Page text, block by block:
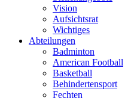
Vision
Aufsichtsrat
Wichtiges
Abteilungen
Badminton
American Football
Basketball
Behindertensport
Fechten